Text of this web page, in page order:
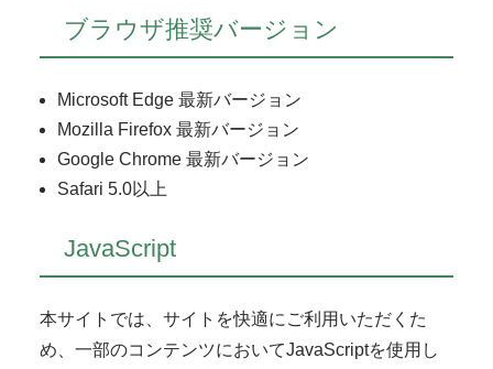
ブラウザ推奨バージョン
Microsoft Edge 最新バージョン
Mozilla Firefox 最新バージョン
Google Chrome 最新バージョン
Safari 5.0以上
JavaScript
本サイトでは、サイトを快適にご利用いただくた
め、一部のコンテンツにおいてJavaScriptを使用し